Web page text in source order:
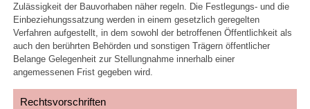
Zulässigkeit der Bauvorhaben näher regeln. Die Festlegungs- und die
Einbeziehungssatzung werden in einem gesetzlich geregelten
Verfahren aufgestellt, in dem sowohl der betroffenen Öffentlichkeit als
auch den berührten Behörden und sonstigen Trägern öffentlicher
Belange Gelegenheit zur Stellungnahme innerhalb einer
angemessenen Frist gegeben wird.
Rechtsvorschriften